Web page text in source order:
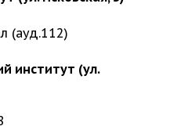
(ауд.112)
институт (ул.